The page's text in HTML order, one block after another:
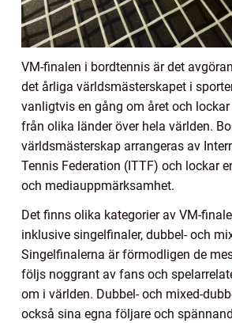
VM-finalen i bordtennis är det
det årliga världsmästerskapet i
vanligtvis en gång om året och
från olika länder över hela världen.
världsmästerskap arrangeras av
Tennis Federation (ITTF) och lockar
och mediauppmärksamhet.
Det finns olika kategorier av VM-
inklusive singelfinaler, dubbel- och
Singelfinalerna är förmodligen de
följs noggrant av fans och
om i världen. Dubbel- och mixed-
också sina egna följare och